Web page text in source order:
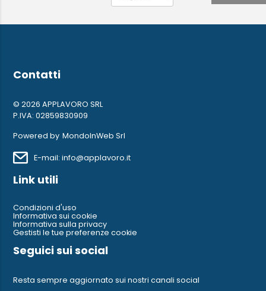
Contatti
© 2026 APPLAVORO SRL
P.IVA: 02859830909
Powered by MondoInWeb Srl
E-mail: info@applavoro.it
Link utili
Condizioni d'uso
Informativa sui cookie
Informativa sulla privacy
Gestisti le tue preferenze cookie
Seguici sui social
Resta sempre aggiornato sui nostri canali social